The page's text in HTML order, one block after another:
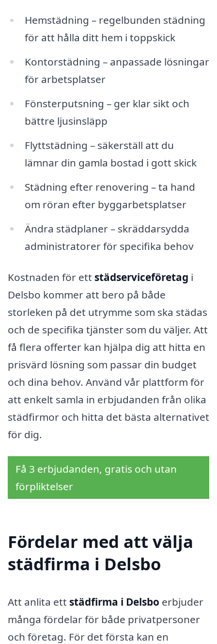
Hemstädning – regelbunden städning
för att hålla ditt hem i toppskick
Kontorstädning – anpassade lösningar
för arbetsplatser
Fönsterputsning – ger klar sikt och
bättre ljusinsläpp
Flyttstädning – säkerställ att du
lämnar din gamla bostad i gott skick
Städning efter renovering – ta hand
om röran efter byggarbetsplatser
Ändra städplaner – skräddarsydda
administratorer för specifika behov
Kostnaden för ett städserviceföretag i
Delsbo kommer att bero på både
storleken på det utrymme som ska städas
och de specifika tjänster som du väljer. Att
få flera offerter kan hjälpa dig att hitta en
prisvärd lösning som passar din budget
och dina behov. Använd vår plattform för
att enkelt samla in erbjudanden från olika
städfirmor och hitta det bästa alternativet
för dig.
Få 3 erbjudanden, gratis och utan
förpliktelser
Fördelar med att välja
städfirma i Delsbo
Att anlita ett städfirma i Delsbo erbjuder
många fördelar för både privatpersoner
och företag. För det första kan en